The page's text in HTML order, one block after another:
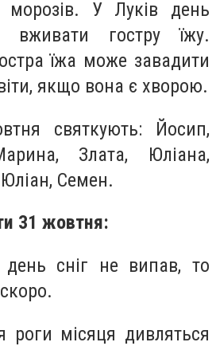
У Луків день
вживати гостру їжу.
їжа може завадити
якщо вона є хворою.
святкують: Йосип,
Злата, Юліана,
Семен.
31 жовтня:
сніг не випав, то
місяця дивляться